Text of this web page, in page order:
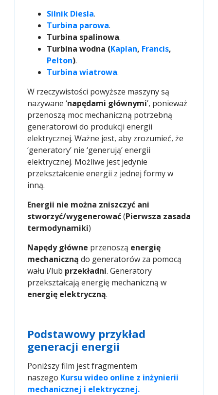
Silnik Diesla.
Turbina parowa.
Turbina spalinowa.
Turbina wodna (Kaplan, Francis,
Pelton).
Turbina wiatrowa.
W rzeczywistości powyższe maszyny są
nazywane ‘napędami głównymi’, ponieważ
przenoszą moc mechaniczną potrzebną
generatorowi do produkcji energii
elektrycznej. Ważne jest, aby zrozumieć, że
‘generatory’ nie ‘generują’ energii
elektrycznej. Możliwe jest jedynie
przekształcenie energii z jednej formy w
inną.
Energii nie można zniszczyć ani
stworzyć/wygenerować(Pierwsza zasada
termodynamiki)
Napędy główne przenoszą energię
mechaniczną do generatorów za pomocą
wału i/lub przekładni. Generatory
przekształcają energię mechaniczną w
energię elektryczną.
Podstawowy przykład
generacji energii
Poniższy film jest fragmentem
naszego Kursu wideo online z inżynierii
mechanicznej i elektrycznej.